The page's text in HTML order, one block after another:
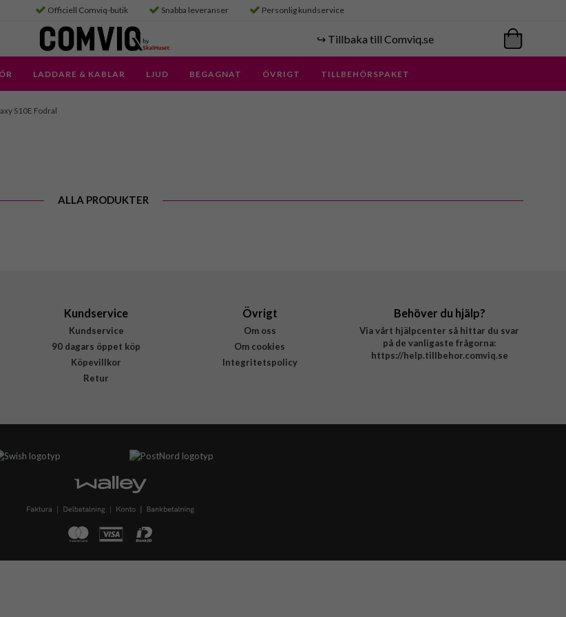
Officiell Comviq-butik Snabba leveranser Personlig kundservice
↪️ Tillbaka till Comviq.se
LADDARE & KABLAR LJUD BEGAGNAT ÖVRIGT TILLBEHÖRSPAKET
S10E Fodral
ALLA PRODUKTER
Kundservice
Kundservice
90 dagars öppet köp
Köpevillkor
Retur
Övrigt
Om oss
Om cookies
Integritetspolicy
Behöver du hjälp?
Via vårt hjälpcenter så hittar du svar
på de vanligaste frågorna:
https://help.tillbehor.comviq.se